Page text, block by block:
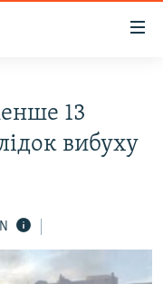
13
вибуху